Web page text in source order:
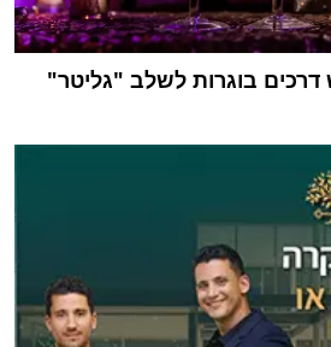
בוגרות לשלב "גליטר"